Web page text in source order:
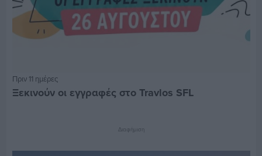
Πριν 11 ημέρες
Ξεκινούν οι εγγραφές στο Travlos SFL
Διαφήμιση